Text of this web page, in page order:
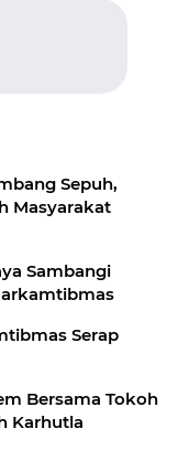
Sepuh,
Masyarakat
Sambangi
Serap
Bersama Tokoh
Karhutla